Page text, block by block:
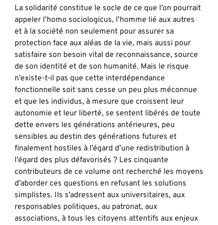
La solidarité constitue le socle de ce que l’on pourrait
appeler l’homo sociologicus, l’homme lié aux autres
et à la société non seulement pour assurer sa
protection face aux aléas de la vie, mais aussi pour
satisfaire son besoin vital de reconnaissance, source
de son identité et de son humanité. Mais le risque
n’existe-t-il pas que cette interdépendance
fonctionnelle soit sans cesse un peu plus méconnue
et que les individus, à mesure que croissent leur
autonomie et leur liberté, se sentent libérés de toute
dette envers les générations antérieures, peu
sensibles au destin des générations futures et
finalement hostiles à l’égard d’une redistribution à
l’égard des plus défavorisés ? Les cinquante
contributeurs de ce volume ont recherché les moyens
d’aborder ces questions en refusant les solutions
simplistes. Ils s’adressent aux universitaires, aux
responsables politiques, au patronat, aux
associations, à tous les citoyens attentifs aux enjeux